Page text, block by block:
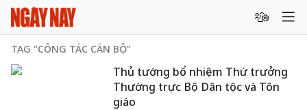
TAG "CÔNG TÁC CÁN BỘ"
Thủ tướng bổ nhiệm Thứ trưởng
Thường trực Bộ Dân tộc và Tôn
giáo